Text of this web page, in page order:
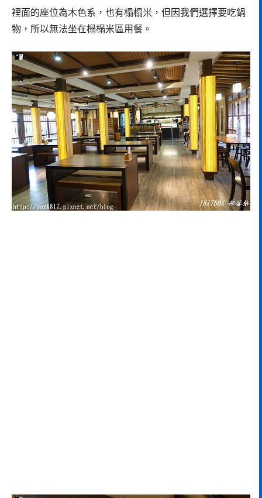
裡面的座位為木色系，也有榻榻米，但因我們選擇要吃鍋
物，所以無法坐在榻榻米區用餐。